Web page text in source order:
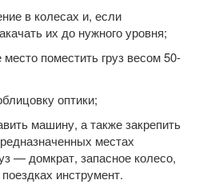
в колесах и, если
их до нужного уровня;
место поместить груз весом 50-
оптики;
машину, а также закрепить
местах
— домкрат, запасное колесо,
инструмент.